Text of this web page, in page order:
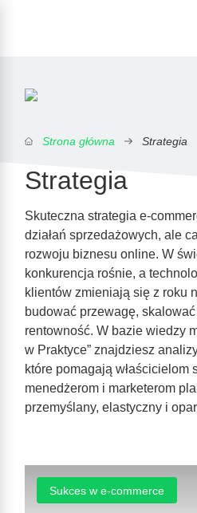
Magazyn E-commerce w
Strona główna Strategia
Strategia
Skuteczna strategia e-
działań sprzedażowych, ale
rozwoju biznesu online. W
konkurencja rośnie, a
klientów zmieniają się z roku
budować przewagę,
rentowność. W bazie wiedzy
w Praktyce” znajdziesz
które pomagają właścicielom
menedżerom i marketerom
przemyślany, elastyczny i
Sukces w e-commerce